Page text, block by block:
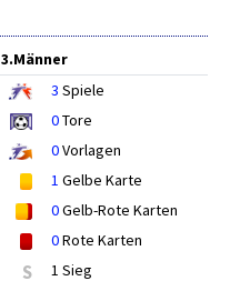
3.Männer
3 Spiele
0Tore
0Vorlagen
1 Gelbe Karte
0Gelb-Rote Karten
0Rote Karten
S 1 Sieg